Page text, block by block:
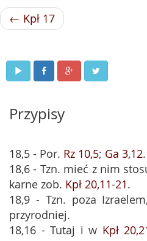
← Kpł 17
Przypisy
18,5 - Por. Rz 10,5; Ga 3,12.
18,6 - Tzn. mieć z nim
karne zob. Kpł 20,11-21.
18,9 - Tzn. poza
przyrodniej.
18,16 - Tutaj i w Kpł